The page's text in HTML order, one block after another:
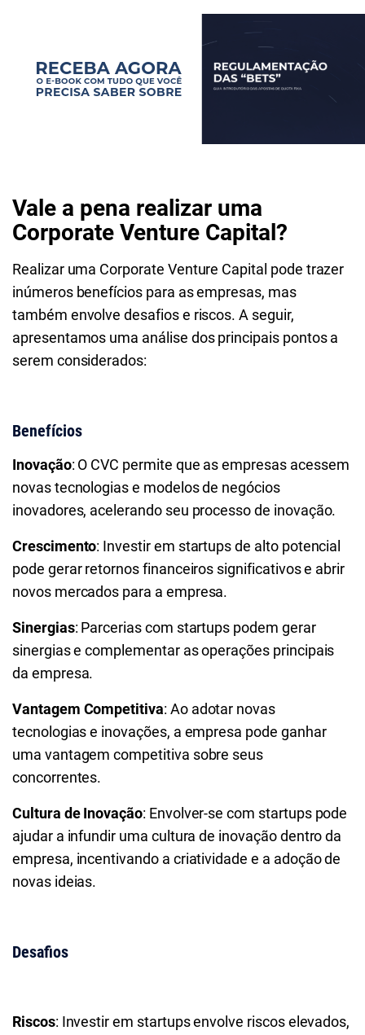
Vale a pena realizar uma
Corporate Venture Capital?
Realizar uma Corporate Venture Capital pode trazer
inúmeros benefícios para as empresas, mas
também envolve desafios e riscos. A seguir,
apresentamos uma análise dos principais pontos a
serem considerados:
Benefícios
Inovação: O CVC permite que as empresas acessem
novas tecnologias e modelos de negócios
inovadores, acelerando seu processo de inovação.
Crescimento: Investir em startups de alto potencial
pode gerar retornos financeiros significativos e abrir
novos mercados para a empresa.
Sinergias: Parcerias com startups podem gerar
sinergias e complementar as operações principais
da empresa.
Vantagem Competitiva: Ao adotar novas
tecnologias e inovações, a empresa pode ganhar
uma vantagem competitiva sobre seus
concorrentes.
Cultura de Inovação: Envolver-se com startups pode
ajudar a infundir uma cultura de inovação dentro da
empresa, incentivando a criatividade e a adoção de
novas ideias.
Desafios
Riscos: Investir em startups envolve riscos elevados,